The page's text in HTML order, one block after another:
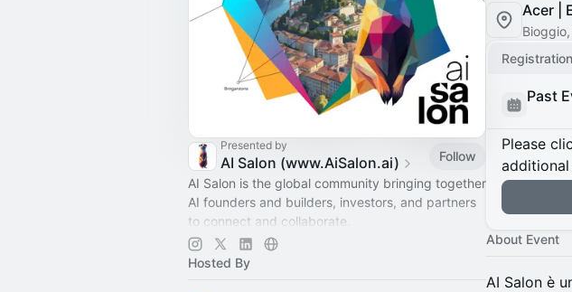
Presented by
AI Salon (www.AiSalon.ai)
Follow
AI Salon is the global community bringing together
AI founders and builders, investors, and partners
to connect and collaborate.
Decentralized, chapter-based. Launch a chapter
in your city!
Hosted By
Acer |
Registration
Past
Please
About Event
AI Salon è